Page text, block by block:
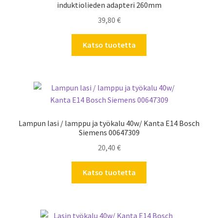
induktiolieden adapteri 260mm
39,80 €
Katso tuotetta
Lampun lasi / lamppu ja työkalu 40w/ Kanta E14 Bosch
Siemens 00647309
20,40 €
Katso tuotetta